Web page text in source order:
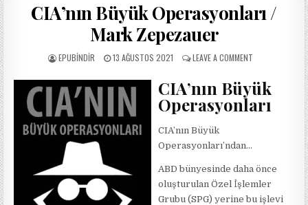
CIA’nın Büyük Operasyonları /
Mark Zepezauer
AUTHOR:
EPUBINDIR
PUBLISHED
13 AĞUSTOS 2021 LEAVE A COMMENT
BÜYÜK
OPERASYONLARI
/
MARK
CIA’nın Büyük
Operasyonları
CIA’nın Büyük
Operasyonları’ndan…
ABD bünyesinde daha önce
oluşturulan Özel İşlemler
Grubu (SPG) yerine bu işlevi